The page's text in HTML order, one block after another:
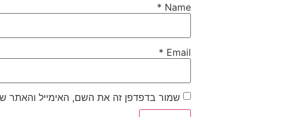
Name
*
Email
*
שמור בדפדפן זה את השם, האימייל והאתר